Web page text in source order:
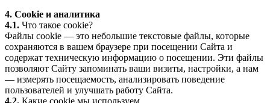
4. Cookie и аналитика
4.1. Что такое cookie?
Файлы cookie — это небольшие текстовые файлы, которые
сохраняются в вашем браузере при посещении Сайта и
содержат техническую информацию о посещении. Эти файлы
позволяют Сайту запоминать ваши визиты, настройки, а нам
— измерять посещаемость, анализировать поведение
пользователей и улучшать работу Сайта.
4.2. Какие cookie мы используем